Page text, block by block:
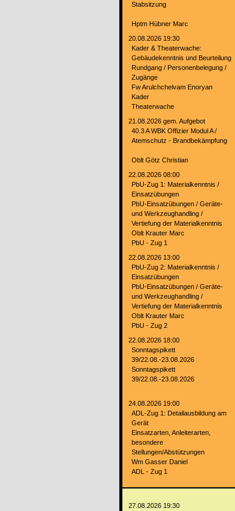
Stabsitzung
Hptm Hübner Marc
20.08.2026 19:30
Kader & Theaterwache:
Gebäudekenntnis und Beurteilung
Rundgang / Personenbelegung /
Zugänge
Fw Arulchchelvam Enoryan
Kader
Theaterwache
21.08.2026 gem. Aufgebot
40.3 A WBK Offizier Modul A /
Atemschutz - Brandbekämpfung
Oblt Götz Christian
22.08.2026 08:00
PbU-Zug 1: Materialkenntnis /
Einsatzübungen
PbU-Einsatzübungen / Geräte-
und Werkzeughandling /
Vertiefung der Materialkenntnis
Oblt Krauter Marc
PbU - Zug 1
22.08.2026 13:00
PbU-Zug 2: Materialkenntnis /
Einsatzübungen
PbU-Einsatzübungen / Geräte-
und Werkzeughandling /
Vertiefung der Materialkenntnis
Oblt Krauter Marc
PbU - Zug 2
22.08.2026 18:00
Sonntagspikett
39/22.08.-23.08.2026
Sonntagspikett
39/22.08.-23.08.2026
24.08.2026 19:00
ADL-Zug 1: Detailausbildung am
Gerät
Einsatzarten, Anleiterarten,
besondere
Stellungen/Abstützungen
Wm Gasser Daniel
ADL - Zug 1
27.08.2026 19:30